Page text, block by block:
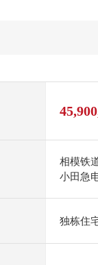
相模铁
小田急
独栋住